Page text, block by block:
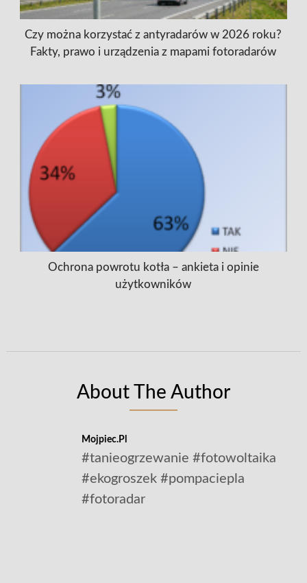
Czy można korzystać z antyradarów w 2026 roku?
Fakty, prawo i urządzenia z mapami fotoradarów
Ochrona powrotu kotła – ankieta i opinie
użytkowników
About The Author
Mojpiec.pl
#tanieogrzewanie #fotowoltaika
#ekogroszek #pompaciepla
#fotoradar